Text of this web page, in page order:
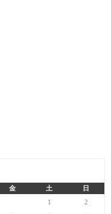
金 土
日
1
2